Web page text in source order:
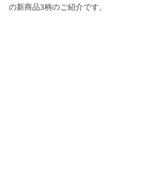
の新商品3柄のご紹介です。